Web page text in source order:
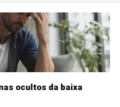
ocultos da baixa